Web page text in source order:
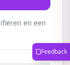
en een
Feedback